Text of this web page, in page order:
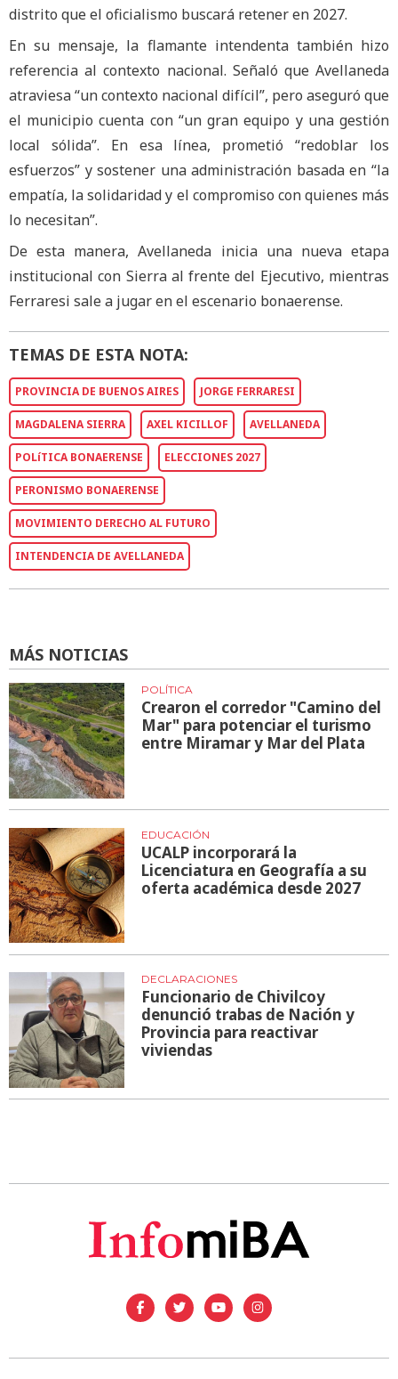
distrito que el oficialismo buscará retener en 2027.
En su mensaje, la flamante intendenta también hizo
referencia al contexto nacional. Señaló que Avellaneda
atraviesa “un contexto nacional difícil”, pero aseguró que
el municipio cuenta con “un gran equipo y una gestión
local sólida”. En esa línea, prometió “redoblar los
esfuerzos” y sostener una administración basada en “la
empatía, la solidaridad y el compromiso con quienes más
lo necesitan”.
De esta manera, Avellaneda inicia una nueva etapa
institucional con Sierra al frente del Ejecutivo, mientras
Ferraresi sale a jugar en el escenario bonaerense.
TEMAS DE ESTA NOTA:
PROVINCIA DE BUENOS AIRES JORGE FERRARESI
MAGDALENA SIERRA AXEL KICILLOF AVELLANEDA
POLíTICA BONAERENSE ELECCIONES 2027
PERONISMO BONAERENSE
MOVIMIENTO DERECHO AL FUTURO
INTENDENCIA DE AVELLANEDA
MÁS NOTICIAS
POLÍTICA
Crearon el corredor "Camino del
Mar" para potenciar el turismo
entre Miramar y Mar del Plata
EDUCACIÓN
UCALP incorporará la
Licenciatura en Geografía a su
oferta académica desde 2027
DECLARACIONES
Funcionario de Chivilcoy
denunció trabas de Nación y
Provincia para reactivar
viviendas